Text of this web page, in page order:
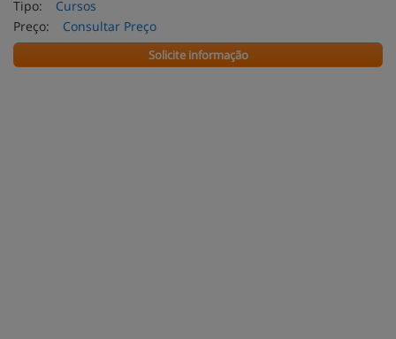
Tipo:
Cursos
Preço:
Consultar Preço
Solicite informação